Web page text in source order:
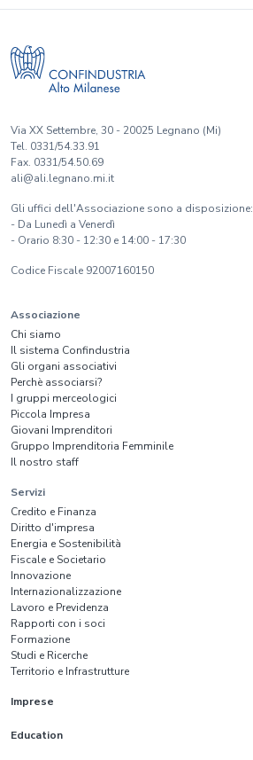
Via XX Settembre, 30 - 20025 Legnano (Mi)
Tel. 0331/54.33.91
Fax. 0331/54.50.69
ali@ali.legnano.mi.it
Gli uffici dell'Associazione sono a disposizione:
- Da Lunedì a Venerdì
- Orario 8:30 - 12:30 e 14:00 - 17:30
Codice Fiscale 92007160150
Associazione
Chi siamo
Il sistema Confindustria
Gli organi associativi
Perchè associarsi?
I gruppi merceologici
Piccola Impresa
Giovani Imprenditori
Gruppo Imprenditoria Femminile
Il nostro staff
Servizi
Credito e Finanza
Diritto d'impresa
Energia e Sostenibilità
Fiscale e Societario
Innovazione
Internazionalizzazione
Lavoro e Previdenza
Rapporti con i soci
Formazione
Studi e Ricerche
Territorio e Infrastrutture
Imprese
Education